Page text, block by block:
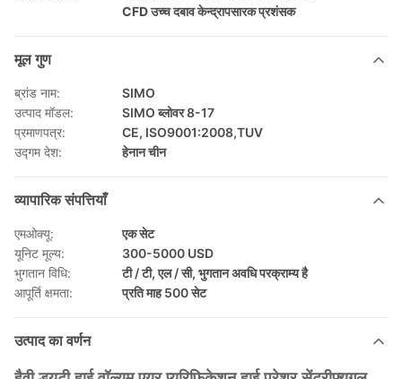
CFD उच्च दबाव केन्द्रापसारक प्रशंसक
मूल गुण
ब्रांड नाम:
SIMO
उत्पाद मॉडल:
SIMO ब्लोवर 8-17
प्रमाणपत्र:
CE, ISO9001:2008,TUV
उद्गम देश:
हेनान चीन
व्यापारिक संपत्तियाँ
एमओक्यू:
एक सेट
यूनिट मूल्य:
300-5000 USD
भुगतान विधि:
टी / टी, एल / सी, भुगतान अवधि परक्राम्य है
आपूर्ति क्षमता:
प्रति माह 500 सेट
उत्पाद का वर्णन